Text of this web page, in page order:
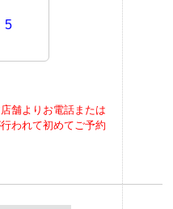
5
舗よりお電話または
われて初めてご予約